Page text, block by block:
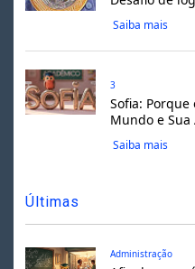
Saiba mais
3
Sofia:
Mundo e Sua
Saiba mais
Últimas
Administração